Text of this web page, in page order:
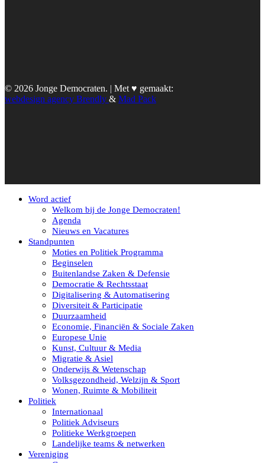
© 2026 Jonge Democraten. | Met ♥︎ gemaakt:
webdesign agency Brendly & Mad Pack
Word actief
Welkom bij de Jonge Democraten!
Agenda
Nieuws en Vacatures
Standpunten
Moties en Politiek Programma
Beginselen
Buitenlandse Zaken & Defensie
Democratie & Rechtsstaat
Digitalisering & Automatisering
Diversiteit & Participatie
Duurzaamheid
Economie, Financiën & Sociale Zaken
Europese Unie
Kunst, Cultuur & Media
Migratie & Asiel
Onderwijs & Wetenschap
Volksgezondheid, Welzijn & Sport
Wonen, Ruimte & Mobiliteit
Politiek
Internationaal
Politiek Adviseurs
Politieke Werkgroepen
Landelijke teams & netwerken
Vereniging